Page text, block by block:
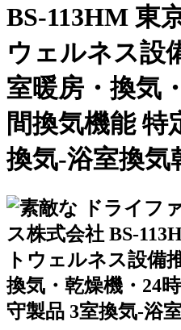
BS-113HM 東
ウェルネス設
室暖房・換気
間換気機能 特
換気-浴室換気